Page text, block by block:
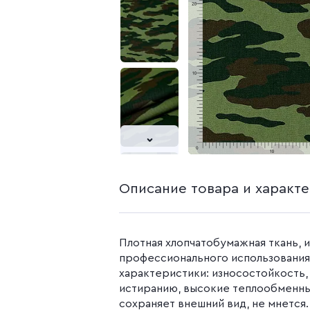
Камуфляжные ткани
Распродажа
Бязь
Бязь набивная
Поплин
Поплин 150 см
Поплин 220 см
Поплин
Поплин
Описание товара и
Плотная хлопчатобумажная ткань,
профессионального
характеристики:
истиранию, высокие
сохраняет внешний вид, не